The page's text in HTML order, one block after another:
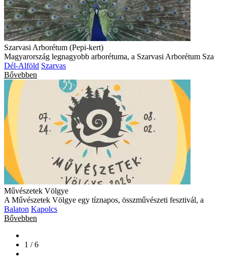
Szarvasi Arborétum (Pepi-kert)
Magyarország legnagyobb arborétuma, a Szarvasi Arborétum Sza
Dél-Alföld Szarvas
Bővebben
Művészetek Völgye
A Művészetek Völgye egy tíznapos, összművészeti fesztivál, a
Balaton Kapolcs
Bővebben
1 / 6